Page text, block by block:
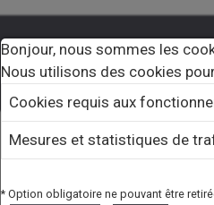
Solutions est un site de
Bonjour, nous sommes les
Nous utilisons des cookies
Cookies requis aux
Mesures et statistiques de
* Option obligatoire ne pouvant être